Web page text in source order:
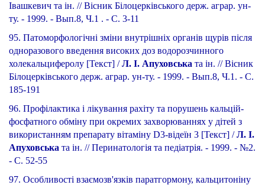
Івашкевич та ін. // Вісник Білоцерківського держ. аграр. ун-
ту. - 1999. - Вып.8, Ч.1 . - С. 3-11
95. Патоморфологічні зміни внутрішніх органів щурів після
одноразового введення високих доз водорозчинного
холекальциферолу [Текст] /Л. І. Апуховська та ін. // Вісник
Білоцерківського держ. аграр. ун-ту. - 1999. - Вып.8, Ч.1. - С.
185-191
96. Профілактика і лікування рахіту та порушень кальцій-
фосфатного обміну при окремих захворюваннях у дітей з
використанням препарату вітаміну D3-відеїн 3 [Текст] /Л. І.
Апуховська та ін. // Перинатологія та педіатрія. - 1999. - №2.
- С. 52-55
97. Особливості взаємозв'язків паратгормону, кальцитоніну